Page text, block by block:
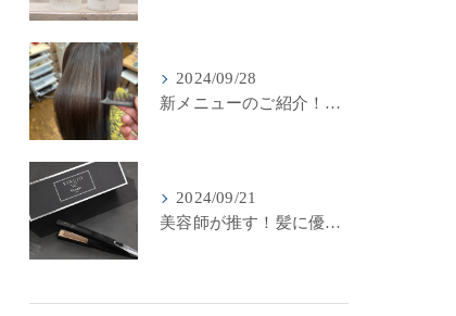
2024/09/28
新メニューのご紹介！LINKSの最新髪質改善カラーメニューが登場！
2024/09/21
美容師が推す！髪に優しいストレートアイロン『キヌージョプロ』で美しいスタイリングを実現